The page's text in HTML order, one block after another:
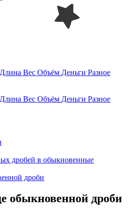
Длина Вес Объём Деньги Разное
Длина Вес Объём Деньги Разное
дробей в обыкновенные
дроби
обыкновенной дроби